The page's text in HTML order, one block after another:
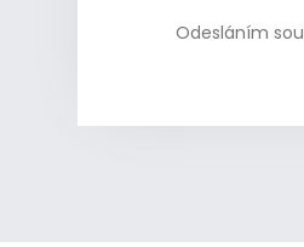
Odesláním